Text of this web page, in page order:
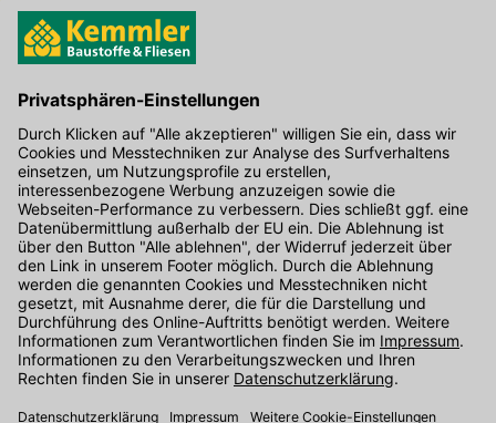
Hier gibt's die kostenlose App
Kontakt
Unser Onlineshop Team ist montags bis freitags von 08:00 - 17:00
Uhr unter der Telefonnummer07071 / 151-151für Sie erreichbar.
Alternativ können Sie unser Kontaktformular nutzen.
Den Kontakt direkt in unsere Niederlassungen finden Sie